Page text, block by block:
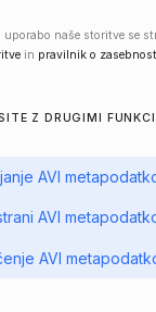
uporabo naše storitve se
in pravilnik o
Z DRUGIMI
AVI
AVI
AVI